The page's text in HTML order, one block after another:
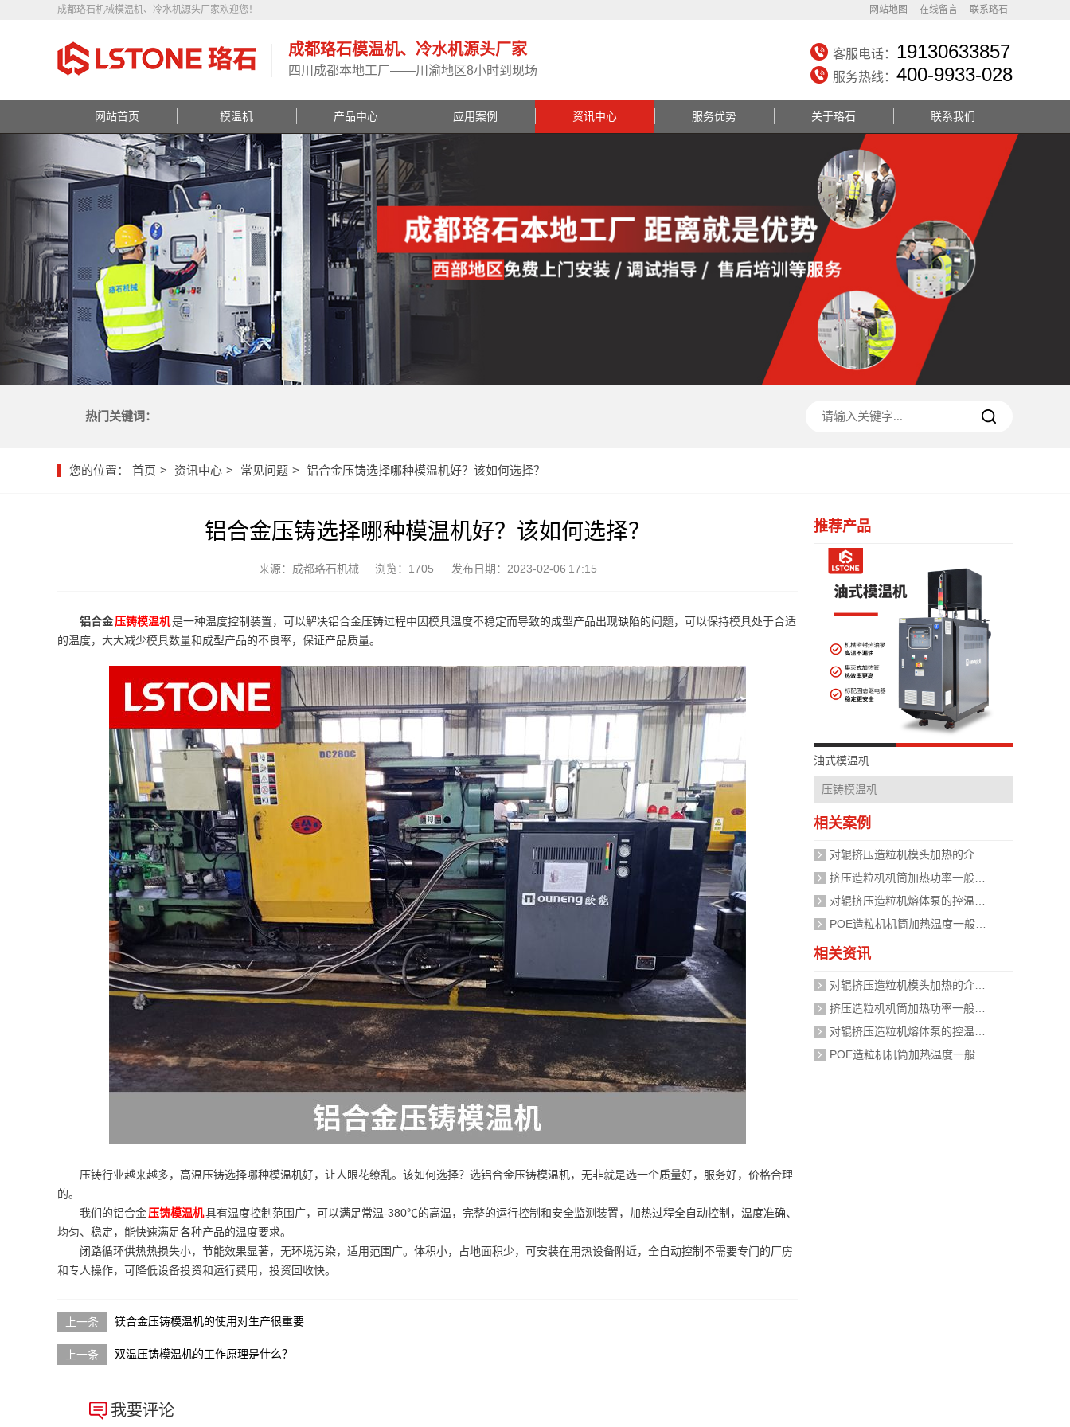
网站地图 在线留言 联系珞石
成都珞石机械模温机、冷水机源头厂家欢迎您！
客服电话： 19130633857
服务热线： 400-9933-028
成都珞石模温机、冷水机源头厂家
四川成都本地工厂——川渝地区8小时到现场
网站首页 模温机 产品中心 应用案例 资讯中心 服务优势 关于珞石 联系我们
热门关键词：
您的位置： 首页 资讯中心 常见问题 铝合金压铸选择哪种模温机好？该如何选择？
铝合金压铸选择哪种模温机好？该如何选择？
来源：成都珞石机械 浏览：1705 发布日期：2023-02-06 17:15
铝合金压铸模温机是一种温度控制装置，可以解决铝合金压铸过程中因模具温度不稳定而导致的成型产品出现缺陷的问题，可以保持模具处于合适
的温度，大大减少模具数量和成型产品的不良率，保证产品质量。
压铸行业越来越多，高温压铸选择哪种模温机好，让人眼花缭乱。该如何选择？选铝合金压铸模温机，无非就是选一个质量好，服务好，价格合理
的。
我们的铝合金压铸模温机具有温度控制范围广，可以满足常温-380℃的高温，完整的运行控制和安全监测装置，加热过程全自动控制，温度准确、
均匀、稳定，能快速满足各种产品的温度要求。
闭路循环供热热损失小，节能效果显著，无环境污染，适用范围广。体积小，占地面积少，可安装在用热设备附近，全自动控制不需要专门的厂房
和专人操作，可降低设备投资和运行费用，投资回收快。
镁合金压铸模温机的使用对生产很重要
双温压铸模温机的工作原理是什么？
我要评论
推荐产品
油式模温机
压铸模温机
相关案例
相关资讯